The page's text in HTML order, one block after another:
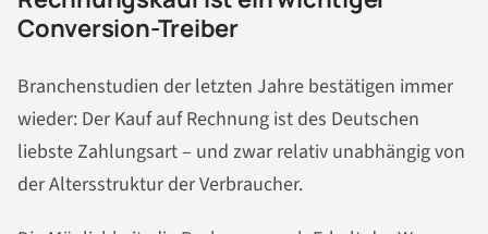
Conversion-Treiber
Branchenstudien der letzten Jahre bestätigen immer
wieder: Der Kauf auf Rechnung ist des Deutschen
liebste Zahlungsart – und zwar relativ unabhängig von
der Altersstruktur der Verbraucher.